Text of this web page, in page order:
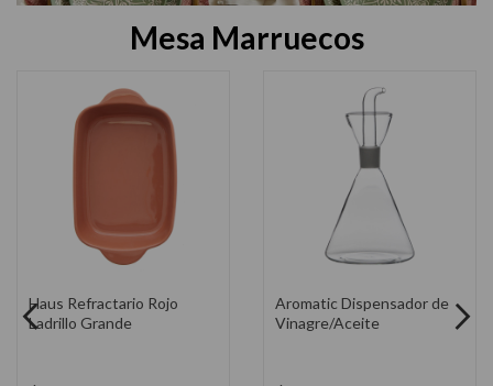
Mesa Marruecos
Aromatic Dispensador de
Aceite/Vinagre
Fuente de Servir Redonda
Bamboo Green Cerámica